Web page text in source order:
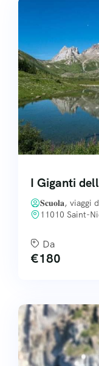
I Giganti
𝐒𝐜𝐮𝐨𝐥𝐚, viaggi
11010 Saint-
Da
€180